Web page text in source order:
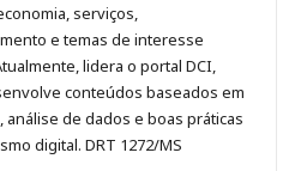
serviços,
e temas de interesse
lidera o portal DCI,
conteúdos baseados em
análise de dados e boas práticas
digital. DRT 1272/MS